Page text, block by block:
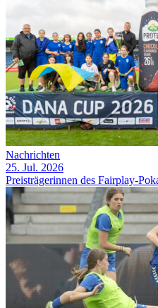
Nachrichten
25. Jul. 2026
Preisträgerinnen des Fairplay-